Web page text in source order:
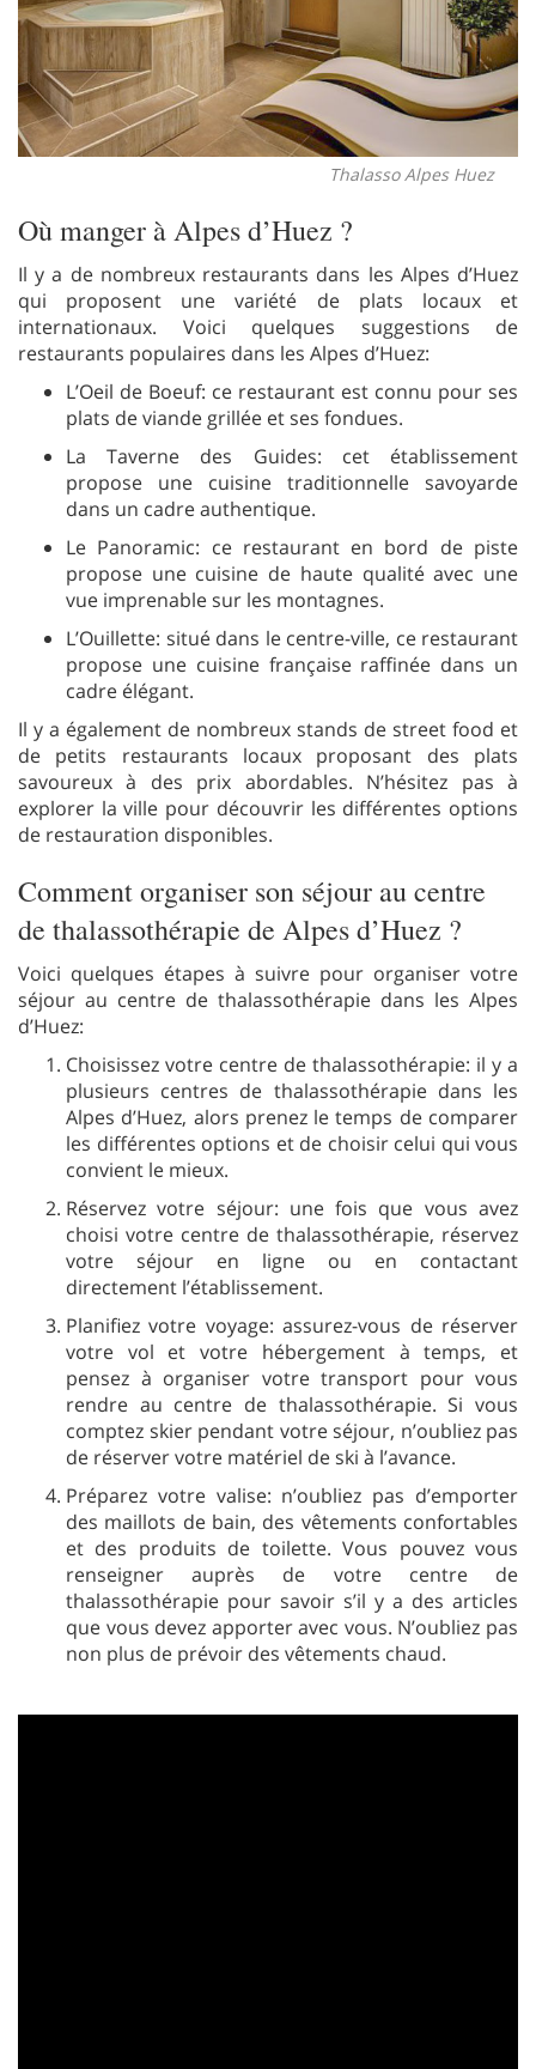
Thalasso Alpes Huez
Où manger à Alpes d’Huez ?
Il y a de nombreux restaurants dans les Alpes d’Huez
qui proposent une variété de plats locaux et
internationaux. Voici quelques suggestions de
restaurants populaires dans les Alpes d’Huez:
L’Oeil de Boeuf: ce restaurant est connu pour ses
plats de viande grillée et ses fondues.
La Taverne des Guides: cet établissement
propose une cuisine traditionnelle savoyarde
dans un cadre authentique.
Le Panoramic: ce restaurant en bord de piste
propose une cuisine de haute qualité avec une
vue imprenable sur les montagnes.
L’Ouillette: situé dans le centre-ville, ce restaurant
propose une cuisine française raffinée dans un
cadre élégant.
Il y a également de nombreux stands de street food et
de petits restaurants locaux proposant des plats
savoureux à des prix abordables. N’hésitez pas à
explorer la ville pour découvrir les différentes options
de restauration disponibles.
Comment organiser son séjour au centre
de thalassothérapie de Alpes d’Huez ?
Voici quelques étapes à suivre pour organiser votre
séjour au centre de thalassothérapie dans les Alpes
d’Huez:
Choisissez votre centre de thalassothérapie: il y a
plusieurs centres de thalassothérapie dans les
Alpes d’Huez, alors prenez le temps de comparer
les différentes options et de choisir celui qui vous
convient le mieux.
Réservez votre séjour: une fois que vous avez
choisi votre centre de thalassothérapie, réservez
votre séjour en ligne ou en contactant
directement l’établissement.
Planifiez votre voyage: assurez-vous de réserver
votre vol et votre hébergement à temps, et
pensez à organiser votre transport pour vous
rendre au centre de thalassothérapie. Si vous
comptez skier pendant votre séjour, n’oubliez pas
de réserver votre matériel de ski à l’avance.
Préparez votre valise: n’oubliez pas d’emporter
des maillots de bain, des vêtements confortables
et des produits de toilette. Vous pouvez vous
renseigner auprès de votre centre de
thalassothérapie pour savoir s’il y a des articles
que vous devez apporter avec vous. N’oubliez pas
non plus de prévoir des vêtements chaud.